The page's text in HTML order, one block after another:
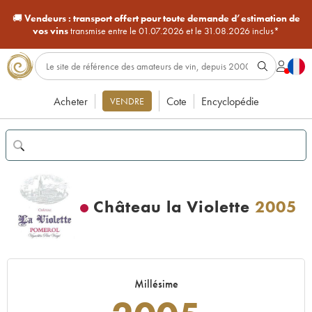
🚚Vendeurs : transport offert pour toute demande d’estimation de
vos vinstransmise entre le 01.07.2026 et le 31.08.2026 inclus*
Acheter VENDRE Cote Encyclopédie
Château la Violette 2005
Millésime